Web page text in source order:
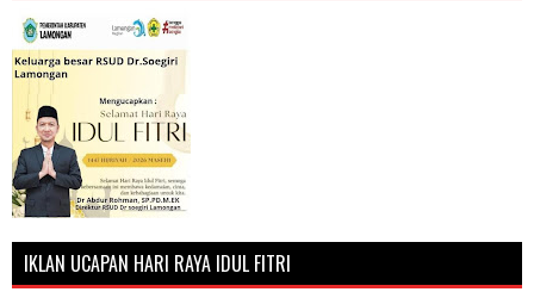
IKLAN UCAPAN HARI RAYA IDUL FITRI